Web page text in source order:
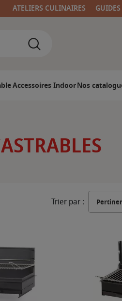
ATELIERS CULINAIRES
Accessoires IndoorNos
Trier par :